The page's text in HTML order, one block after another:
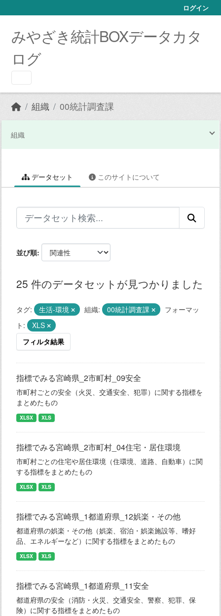
ログイン
みやざき統計BOXデータカタ
ログ
組織 00統計調査課
組織
データセット このサイトについて
並び順
25 件のデータセットが見つかりました
タグ: 生活-環境 組織: 00統計調査課
フォーマッ
ト:
XLS
フィルタ結果
指標でみる宮崎県_2市町村_09安全
市町村ごとの安全（火災、交通安全、犯罪）に関する指標を
まとめたもの
XLSX XLS
指標でみる宮崎県_2市町村_04住宅・居住環境
市町村ごとの住宅や居住環境（住環境、道路、自動車）に関
する指標をまとめたもの
XLSX XLS
指標でみる宮崎県_1都道府県_12娯楽・その他
都道府県の娯楽・その他（娯楽、宿泊・娯楽施設等、嗜好
品、エネルギーなど）に関する指標をまとめたもの
XLSX XLS
指標でみる宮崎県_1都道府県_11安全
都道府県の安全（消防・火災、交通安全、警察、犯罪、保
険）に関する指標をまとめたもの